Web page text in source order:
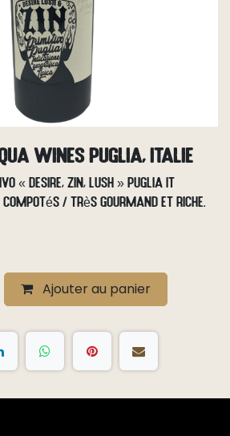
Wines Puglia, Italie
« Desire, Zin, Lush » Puglia IT
/ très gourmand et riche.
Ajouter au panier